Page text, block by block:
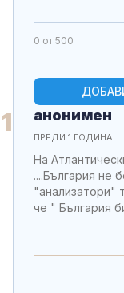
0 от 500
1 анонимен
ПРЕДИ 1 ГОДИНА
На
....България не
"анализатори"
че " България